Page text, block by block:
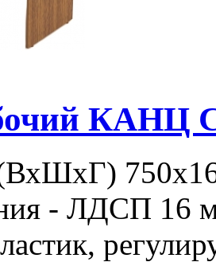
КАНЦ
- ЛДСП